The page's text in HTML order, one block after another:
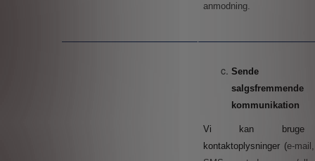
anmodning.
Sende
salgsfremmende
kommunikation
Vi kan bruge
kontaktoplysninger (e-